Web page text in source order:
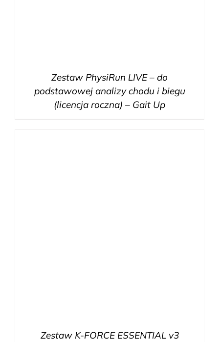
Zestaw PhysiRun LIVE – do
podstawowej analizy chodu i biegu
(licencja roczna) – Gait Up
Zestaw K-FORCE ESSENTIAL v3